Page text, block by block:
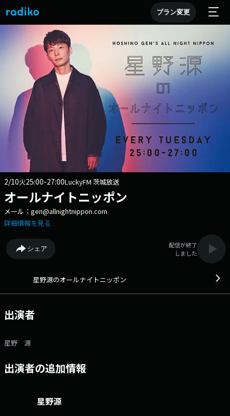
プラン変更
2/10火25:00-27:00LuckyFM 茨城放送
オールナイトニッポン
メール：gen@allnightnippon.com
詳細情報を見る
シェア
配信が終了
しました
星野源のオールナイトニッポン
出演者
星野 源
出演者の追加情報
星野源